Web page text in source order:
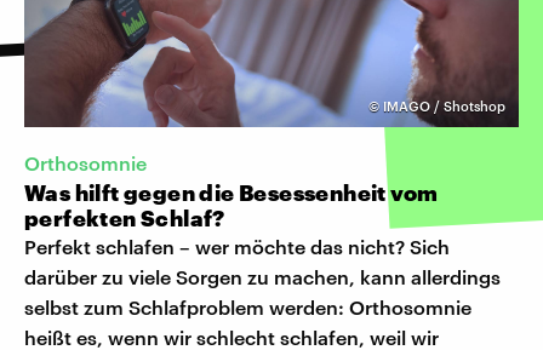
© IMAGO / Shotshop
Orthosomnie
Was hilft gegen die Besessenheit vom
perfekten Schlaf?
Perfekt schlafen – wer möchte das nicht? Sich
darüber zu viele Sorgen zu machen, kann allerdings
selbst zum Schlafproblem werden: Orthosomnie
heißt es, wenn wir schlecht schlafen, weil wir